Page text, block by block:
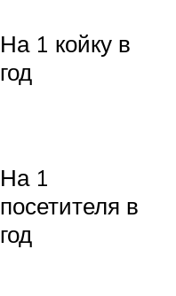
На 1 койку в
год
На 1
посетителя в
год